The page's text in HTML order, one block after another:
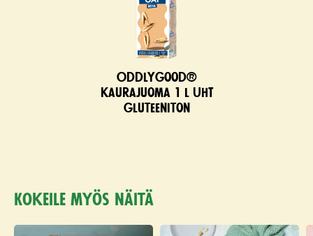
Oddlygood®
kaurajuoma 1 l UHT
gluteeniton
Kokeile myös näitä